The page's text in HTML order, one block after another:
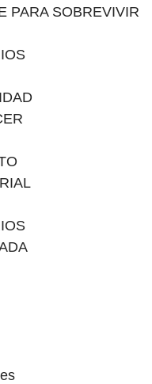
PARA SOBREVIVIR